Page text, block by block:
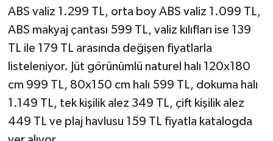
ABS valiz 1.299 TL, orta boy ABS valiz 1.099 TL,
ABS makyaj çantası 599 TL, valiz kılıfları ise 139
TL ile 179 TL arasında değişen fiyatlarla
listeleniyor. Jüt görünümlü naturel halı 120x180
cm 999 TL, 80x150 cm halı 599 TL, dokuma halı
1.149 TL, tek kişilik alez 349 TL, çift kişilik alez
449 TL ve plaj havlusu 159 TL fiyatla katalogda